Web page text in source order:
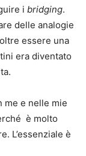
i bridging.
delle analogie
essere una
era diventato
me e nelle mie
è molto
L’essenziale è